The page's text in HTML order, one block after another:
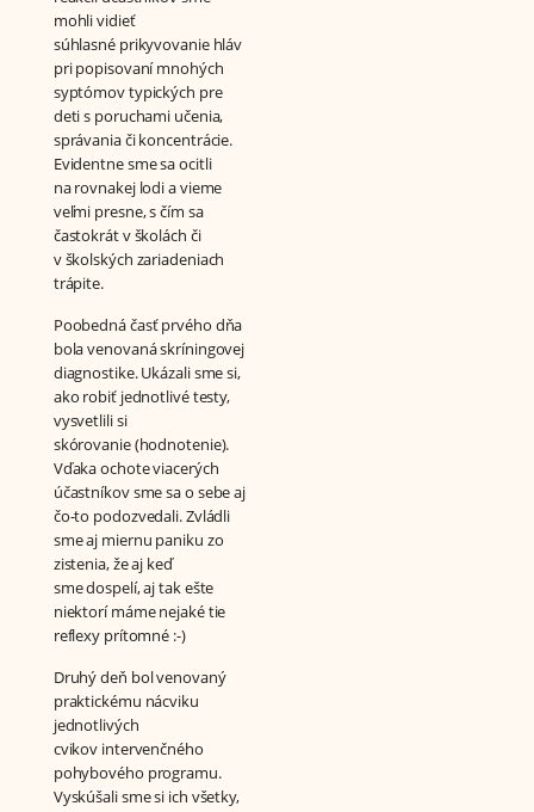
mohli vidieť
súhlasné prikyvovanie hláv
pri popisovaní mnohých
syptómov typických pre
deti s poruchami učenia,
správania či koncentrácie.
Evidentne sme sa ocitli
na rovnakej lodi a vieme
veľmi presne, s čím sa
častokrát v školách či
v školských zariadeniach
trápite.
Poobedná časť prvého dňa
bola venovaná skríningovej
diagnostike. Ukázali sme si,
ako robiť jednotlivé testy,
vysvetlili si
skórovanie (hodnotenie).
Vďaka ochote viacerých
účastníkov sme sa o sebe aj
čo-to podozvedali. Zvládli
sme aj miernu paniku zo
zistenia, že aj keď
sme dospelí, aj tak ešte
niektorí máme nejaké tie
reflexy prítomné :-)
Druhý deň bol venovaný
praktickému nácviku
jednotlivých
cvikov intervenčného
pohybového programu.
Vyskúšali sme si ich všetky,